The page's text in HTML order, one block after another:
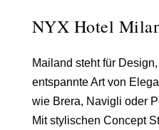
NYX Hotel
Mailand steht für
entspannte Art von
wie Brera, Navigli oder
Mit stylischen Concept